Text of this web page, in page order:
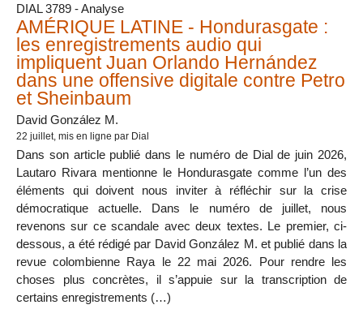
DIAL 3789 - Analyse
AMÉRIQUE LATINE - Hondurasgate :
les enregistrements audio qui
impliquent Juan Orlando Hernández
dans une offensive digitale contre Petro
et Sheinbaum
David González M.
22 juillet, mis en ligne par Dial
Dans son article publié dans le numéro de Dial de juin 2026,
Lautaro Rivara mentionne le Hondurasgate comme l’un des
éléments qui doivent nous inviter à réfléchir sur la crise
démocratique actuelle. Dans le numéro de juillet, nous
revenons sur ce scandale avec deux textes. Le premier, ci-
dessous, a été rédigé par David González M. et publié dans la
revue colombienne Raya le 22 mai 2026. Pour rendre les
choses plus concrètes, il s’appuie sur la transcription de
certains enregistrements (…)